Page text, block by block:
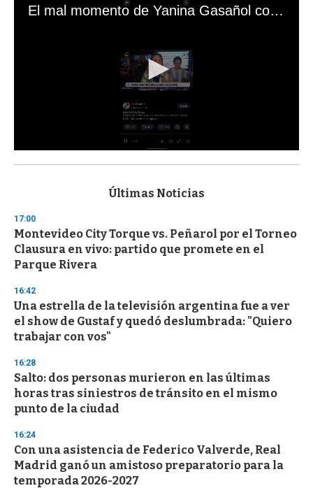
El mal momento de Yanina Gasañol con un hincha argentino en "Subrayado"
s
d
s
o
f
3
s
e
c
o
n
Últimas Noticias
17:00
Montevideo City Torque vs. Peñarol por el Torneo
Clausura en vivo: partido que promete en el
Parque Rivera
16:42
Una estrella de la televisión argentina fue a ver
el show de Gustaf y quedó deslumbrada: "Quiero
trabajar con vos"
16:28
Salto: dos personas murieron en las últimas
horas tras siniestros de tránsito en el mismo
punto de la ciudad
16:24
Con una asistencia de Federico Valverde, Real
Madrid ganó un amistoso preparatorio para la
temporada 2026-2027